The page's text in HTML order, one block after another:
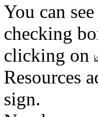
You can
checking
clicking on
Resources
sign.